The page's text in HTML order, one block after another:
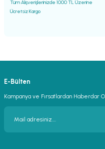
Tüm Alışverişlerinizde 1000 TL Üzerine
Ücretsiz Kargo
E-Bülten
Kampanya ve Fırsatlardan Haberdar